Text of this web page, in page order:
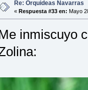
Re: Orquideas Navarras
« Respuesta #33 en: Mayo
inmiscuyo